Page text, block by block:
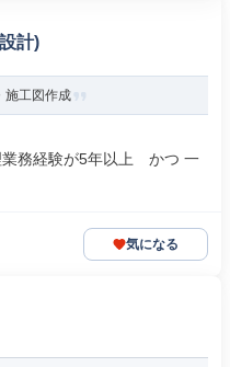
計)
施工図作成
業務経験が5年以上 かつ 一
気になる